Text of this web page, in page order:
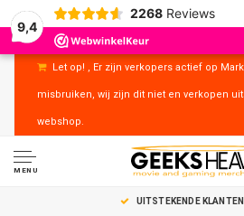
9,4
2268 Reviews
Let op! , Er zijn verkopers actief op
misbruiken, wij zijn dit niet en verkopen
webshop.
MENU
UITSTEKENDE